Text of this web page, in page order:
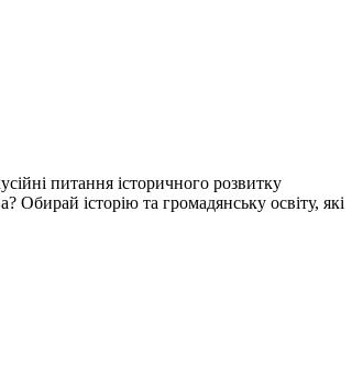
питання історичного розвитку
Обирай історію та громадянську освіту, які